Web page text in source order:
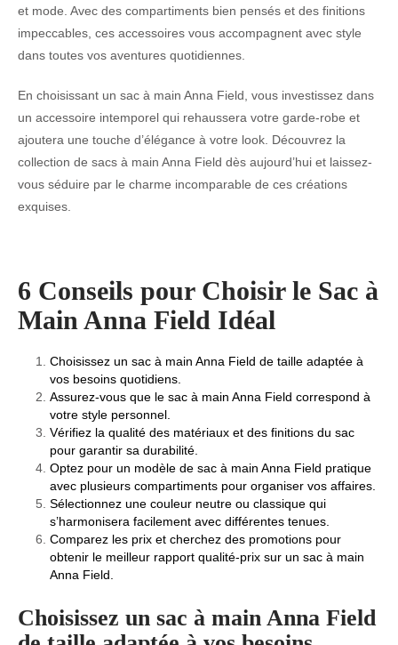
et mode. Avec des compartiments bien pensés et des finitions
impeccables, ces accessoires vous accompagnent avec style
dans toutes vos aventures quotidiennes.
En choisissant un sac à main Anna Field, vous investissez dans
un accessoire intemporel qui rehaussera votre garde-robe et
ajoutera une touche d’élégance à votre look. Découvrez la
collection de sacs à main Anna Field dès aujourd’hui et laissez-
vous séduire par le charme incomparable de ces créations
exquises.
6 Conseils pour Choisir le Sac à
Main Anna Field Idéal
Choisissez un sac à main Anna Field de taille adaptée à
vos besoins quotidiens.
Assurez-vous que le sac à main Anna Field correspond à
votre style personnel.
Vérifiez la qualité des matériaux et des finitions du sac
pour garantir sa durabilité.
Optez pour un modèle de sac à main Anna Field pratique
avec plusieurs compartiments pour organiser vos affaires.
Sélectionnez une couleur neutre ou classique qui
s’harmonisera facilement avec différentes tenues.
Comparez les prix et cherchez des promotions pour
obtenir le meilleur rapport qualité-prix sur un sac à main
Anna Field.
Choisissez un sac à main Anna Field